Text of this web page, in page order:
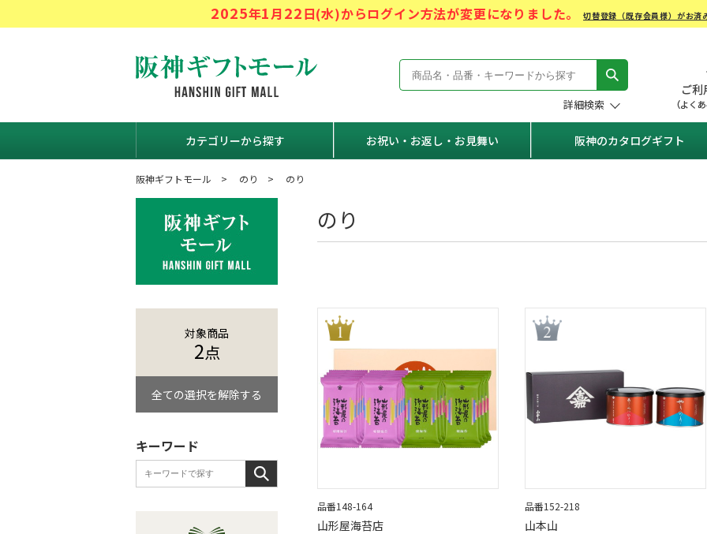
2025年1月22日(水)からログイン方法が変更になりました。切替登録（既存会員様）がお済
阪神ギフトモール Hanshin Gift Mall
詳細検索
カテゴリーから探す お祝い・お返し・お見舞い 阪神のカタログギフト
阪神ギフトモール のり のり
のり
品番148-164
山形屋海苔店
品番152-218
山本山
対象商品
2点
全ての選択を解除する
キーワード